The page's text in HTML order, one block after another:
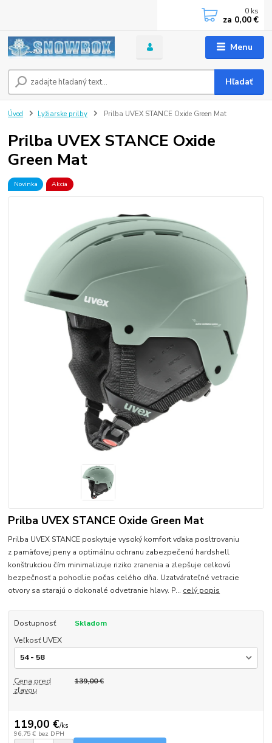
Menu
Hľadať
0 ks
za 0,00 €
Úvod Lyžiarske prilby Prilba UVEX STANCE Oxide Green Mat
Prilba UVEX STANCE Oxide
Green Mat
Novinka Akcia
Prilba UVEX STANCE Oxide Green Mat
Prilba UVEX STANCE poskytuje vysoký komfort vďaka posltrovaniu
z pamäťovej peny a optimálnu ochranu zabezpečenú hardshell
konštrukciou čím minimalizuje riziko zranenia a zlepšuje celkovú
bezpečnosť a pohodlie počas celého dňa. Uzatvárateľné vetracie
otvory sa starajú o dokonalé odvetranie hlavy. P... celý popis
Dostupnosť
Skladom
Veľkosť UVEX
Cena pred
zľavou
139,00 €
119,00 €/ks
96,75 € bez DPH